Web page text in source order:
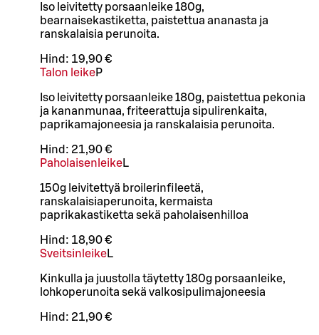
Iso leivitetty porsaanleike 180g,
bearnaisekastiketta, paistettua ananasta ja
ranskalaisia perunoita.
Hind: 19,90 €
Talon leikeP
Iso leivitetty porsaanleike 180g, paistettua pekonia
ja kananmunaa, friteerattuja sipulirenkaita,
paprikamajoneesia ja ranskalaisia perunoita.
Hind: 21,90 €
PaholaisenleikeL
150g leivitettyä broilerinfileetä,
ranskalaisiaperunoita, kermaista
paprikakastiketta sekä paholaisenhilloa
Hind: 18,90 €
SveitsinleikeL
Kinkulla ja juustolla täytetty 180g porsaanleike,
lohkoperunoita sekä valkosipulimajoneesia
Hind: 21,90 €